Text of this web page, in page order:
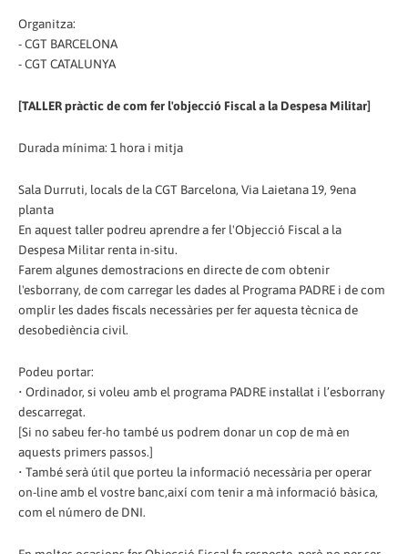
Organitza:
- CGT BARCELONA
- CGT CATALUNYA
[TALLER pràctic de com fer l'objecció Fiscal a la Despesa Militar]
Durada mínima: 1 hora i mitja
Sala Durruti, locals de la CGT Barcelona, Via Laietana 19, 9ena
planta
En aquest taller podreu aprendre a fer l'Objecció Fiscal a la
Despesa Militar renta in-situ.
Farem algunes demostracions en directe de com obtenir
l'esborrany, de com carregar les dades al Programa PADRE i de com
omplir les dades fiscals necessàries per fer aquesta tècnica de
desobediència civil.
Podeu portar:
• Ordinador, si voleu amb el programa PADRE instal·lat i l’esborrany
descarregat.
[Si no sabeu fer-ho també us podrem donar un cop de mà en
aquests primers passos.]
• També serà útil que porteu la informació necessària per operar
on-line amb el vostre banc,així com tenir a mà informació bàsica,
com el número de DNI.